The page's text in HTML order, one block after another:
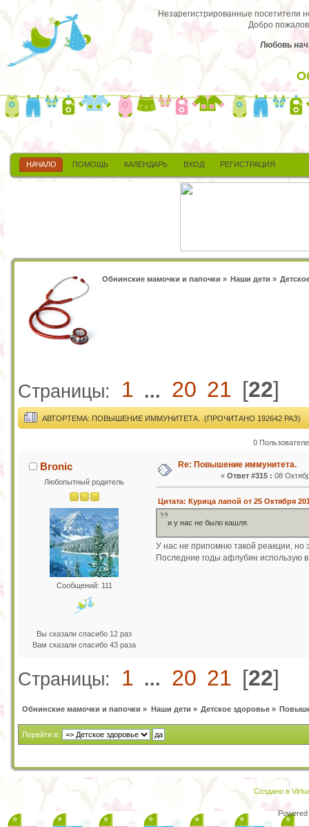
Незарегистрированные посетители
Добро
Любовь
НАЧАЛО ПОМОЩЬ КАЛЕНДАРЬ ВХОД РЕГИСТРАЦИЯ
Обнинские мамочки и папочки » Наши дети »
Страницы: 1 ... 20 21 [22]
АВТОРТЕМА: ПОВЫШЕНИЕ ИММУНИТЕТА. (ПРОЧИТАНО 192642 РАЗ)
0
Bronic
Любопытный родитель
Сообщений: 111
Вы сказали спасибо 12 раз
Вам сказали спасибо 43 раза
Re: Повышение иммунитета.
« Ответ #315 : 08
Цитата: Курица лапой от 25 Октября
и у нас не было кашля.
У нас не припомню такой реакции, но
Последние годы афлубин использую
Страницы: 1 ... 20 21 [22]
Обнинские мамочки и папочки » Наши дети » Детское здоровье»
Перейти в:
Создано в